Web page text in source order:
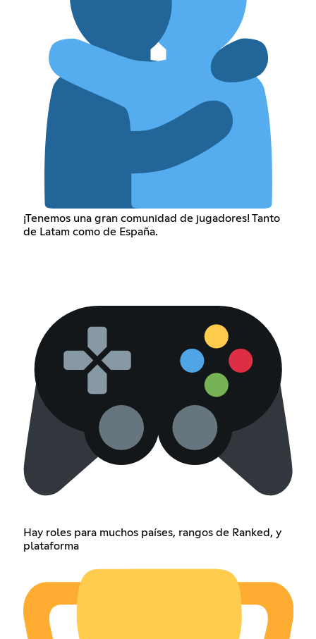
¡Tenemos una gran comunidad de jugadores! Tanto
de Latam como de España.
Hay roles para muchos países, rangos de Ranked, y
plataforma